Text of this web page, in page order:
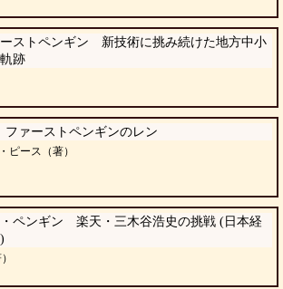
ストペンギン 新技術に挑み続けた地方中小
跡
ファーストペンギンのレン
ピース（著）
ペンギン 楽天・三木谷浩史の挑戦 (日本経